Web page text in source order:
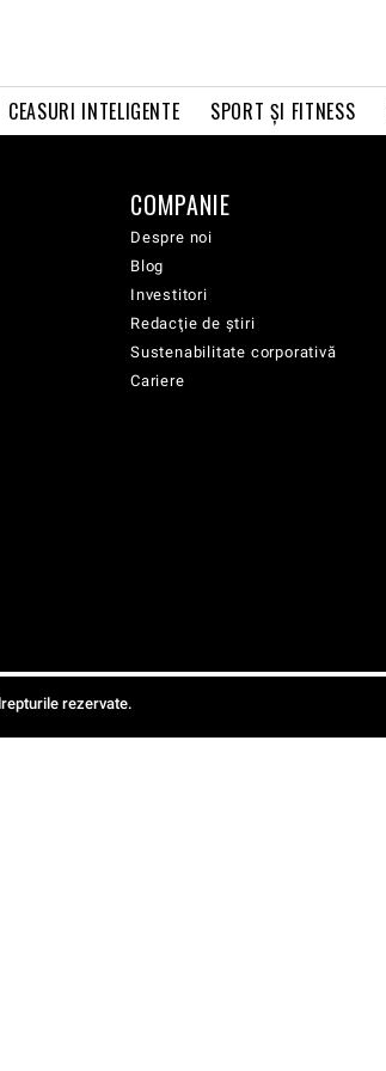
CEASURI INTELIGENTE SPORT ŞI FITNESS
COMPANIE
Despre noi
Blog
Investitori
Redacţie de ştiri
Sustenabilitate corporativă
Cariere
rezervate.